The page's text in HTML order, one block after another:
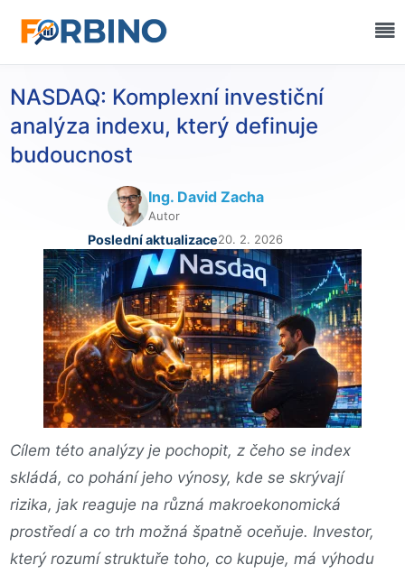
NASDAQ: Komplexní investiční
analýza indexu, který definuje
budoucnost
Ing. David Zacha
Autor
Poslední aktualizace20. 2. 2026
Cílem této analýzy je pochopit, z čeho se index
skládá, co pohání jeho výnosy, kde se skrývají
rizika, jak reaguje na různá makroekonomická
prostředí a co trh možná špatně oceňuje. Investor,
který rozumí struktuře toho, co kupuje, má výhodu